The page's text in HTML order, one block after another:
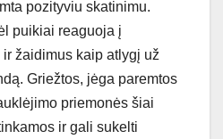
pozityviu skatinimu.
puikiai reaguoja į
žaidimus kaip atlygį už
Griežtos, jėga paremtos
priemonės šiai
ir gali sukelti